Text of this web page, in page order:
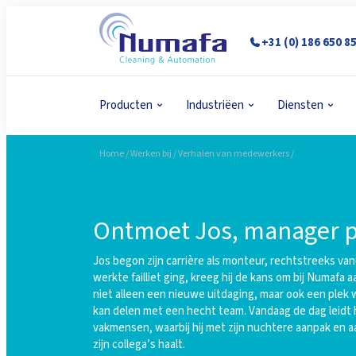
+31 (0) 186 650
Producten Industriëen Diensten
Home/Werken bij/Verhalen van medewerkers/
Ontmoet Jos, manager
Jos begon zijn carrière als monteur, rechtstreeks
werkte failliet ging, kreeg hij de kans om bij Numafa
niet alleen een nieuwe uitdaging, maar ook een
kan delen met een hecht team. Vandaag de dag
vakmensen, waarbij hij met zijn nuchtere aanpak
zijn collega’s haalt.